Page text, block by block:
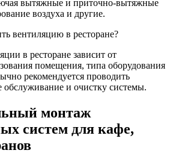
вытяжные и приточно-вытяжные
воздуха и другие.
вентиляцию в ресторане?
в ресторане зависит от
помещения, типа оборудования
рекомендуется проводить
обслуживание и очистку системы.
монтаж
систем для кафе,